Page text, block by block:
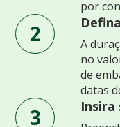
por
2
A
no
de
datas
3 Insira